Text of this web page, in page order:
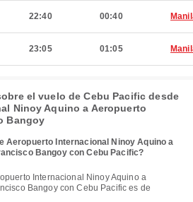
22:40 00:40
23:05 01:05
el vuelo de Cebu Pacific desde
Ninoy Aquino a Aeropuerto
Bangoy
Aeropuerto Internacional Ninoy Aquino a
Bangoy con Cebu Pacific?
Bangoy con Cebu Pacific es de